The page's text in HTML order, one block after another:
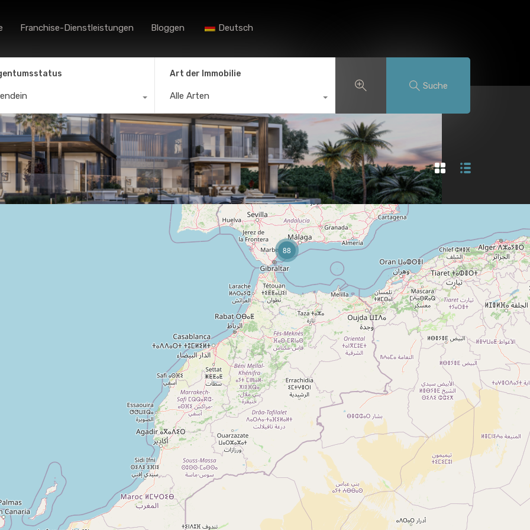
Heim Agenturen Immobiliensuche
Franchise-Dienstleistungen Bloggen Deutsch
Art der Immobilie
Alle Arten
Suche
88